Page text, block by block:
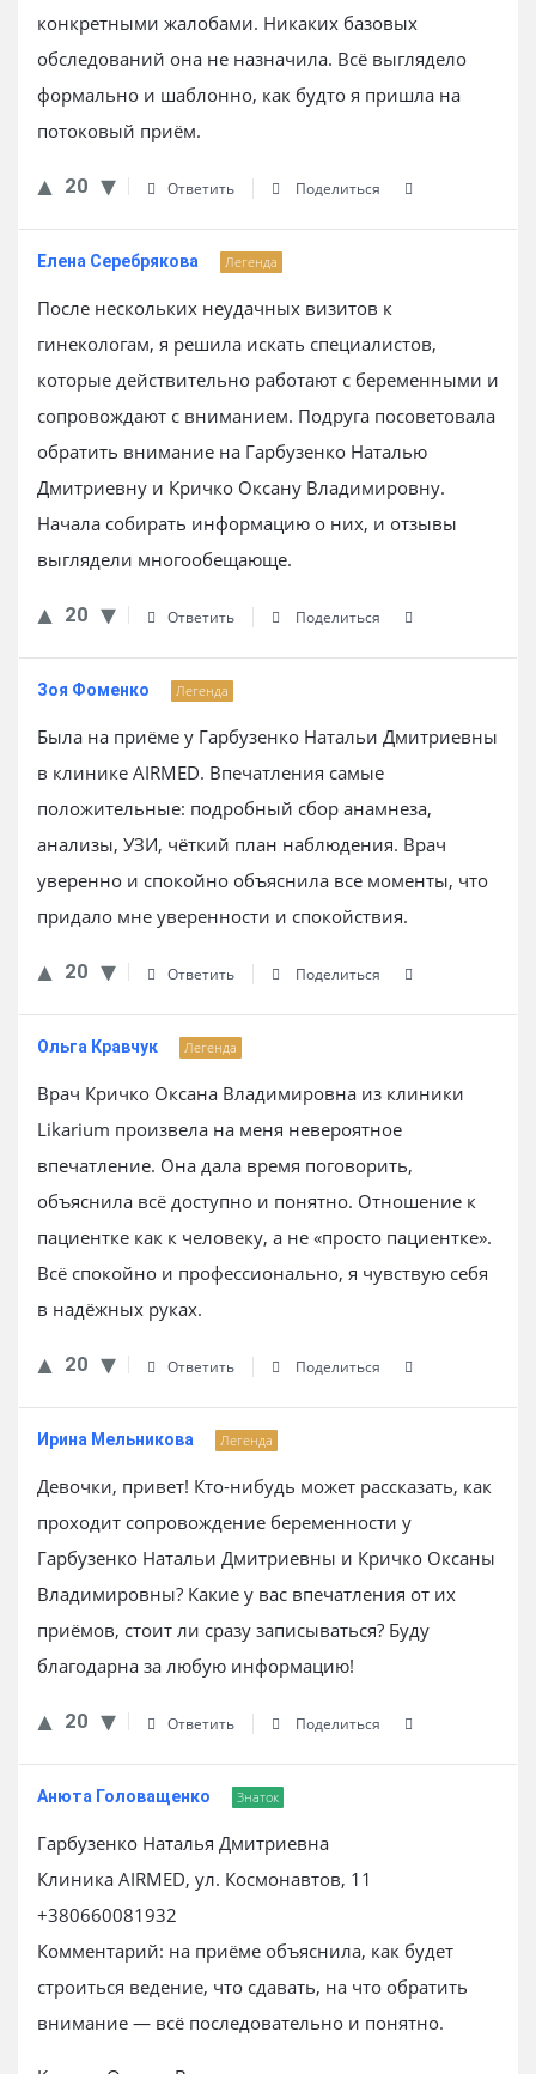
конкретными жалобами. Никаких базовых
обследований она не назначила. Всё выглядело
формально и шаблонно, как будто я пришла на
потоковый приём.
20 Ответить Поделиться
Елена Серебрякова Легенда
После нескольких неудачных визитов к
гинекологам, я решила искать специалистов,
которые действительно работают с беременными и
сопровождают с вниманием. Подруга посоветовала
обратить внимание на Гарбузенко Наталью
Дмитриевну и Кричко Оксану Владимировну.
Начала собирать информацию о них, и отзывы
выглядели многообещающе.
20 Ответить Поделиться
Зоя Фоменко Легенда
Была на приёме у Гарбузенко Натальи Дмитриевны
в клинике AIRMED. Впечатления самые
положительные: подробный сбор анамнеза,
анализы, УЗИ, чёткий план наблюдения. Врач
уверенно и спокойно объяснила все моменты, что
придало мне уверенности и спокойствия.
20 Ответить Поделиться
Ольга Кравчук Легенда
Врач Кричко Оксана Владимировна из клиники
Likarium произвела на меня невероятное
впечатление. Она дала время поговорить,
объяснила всё доступно и понятно. Отношение к
пациентке как к человеку, а не «просто пациентке».
Всё спокойно и профессионально, я чувствую себя
в надёжных руках.
20 Ответить Поделиться
Ирина Мельникова Легенда
Девочки, привет! Кто-нибудь может рассказать, как
проходит сопровождение беременности у
Гарбузенко Натальи Дмитриевны и Кричко Оксаны
Владимировны? Какие у вас впечатления от их
приёмов, стоит ли сразу записываться? Буду
благодарна за любую информацию!
20 Ответить Поделиться
Анюта Головащенко Знаток
Гарбузенко Наталья Дмитриевна
Клиника AIRMED, ул. Космонавтов, 11
+380660081932
Комментарий: на приёме объяснила, как будет
строиться ведение, что сдавать, на что обратить
внимание — всё последовательно и понятно.